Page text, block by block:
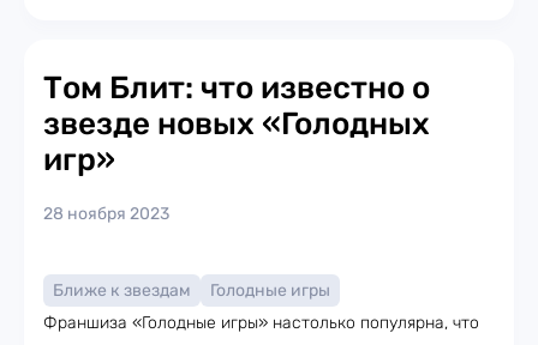
Том Блит: что известно о
звезде новых «Голодных
игр»
28 ноября 2023
Ближе к звездам
Голодные игры
Франшиза «Голодные игры» настолько популярна, что